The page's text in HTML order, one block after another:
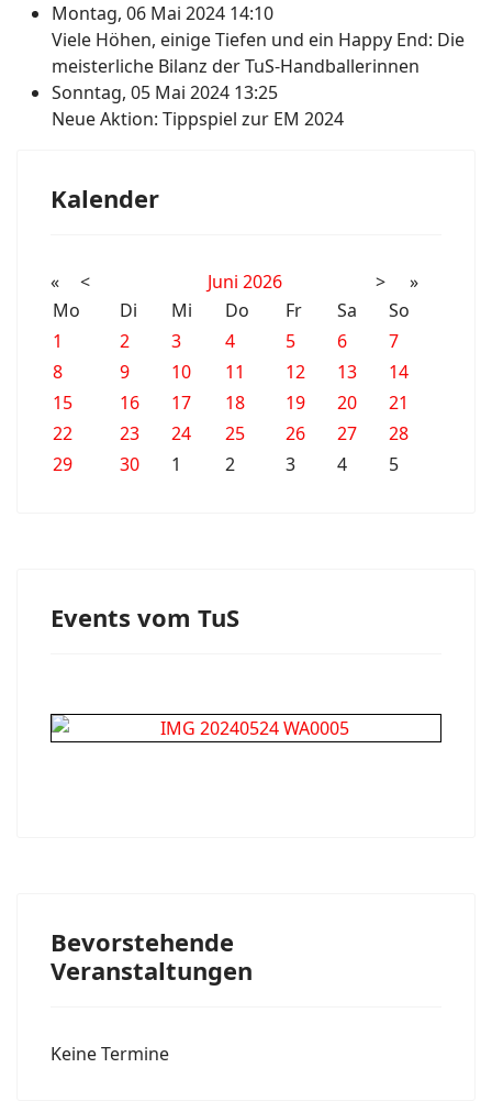
Montag, 06 Mai 2024 14:10
Viele Höhen, einige Tiefen und ein Happy End: Die
meisterliche Bilanz der TuS-Handballerinnen
Sonntag, 05 Mai 2024 13:25
Neue Aktion: Tippspiel zur EM 2024
Kalender
« < Juni 2026 >
»
Mo
Di Mi Do Fr Sa
So
1
2 3 4 5 6
7
8
9 10 11 12 13
14
15
16 17 18 19 20
21
22
23 24 25 26 27
28
29
30 1 2 3 4 5
Events vom TuS
Bevorstehende
Veranstaltungen
Keine Termine